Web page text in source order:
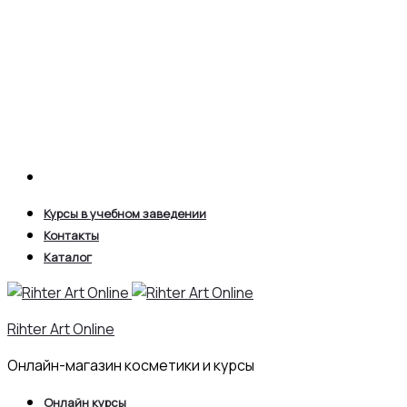
Курсы в учебном заведении
Контакты
Каталог
Rihter Art Online
Онлайн-магазин косметики и курсы
Онлайн курсы